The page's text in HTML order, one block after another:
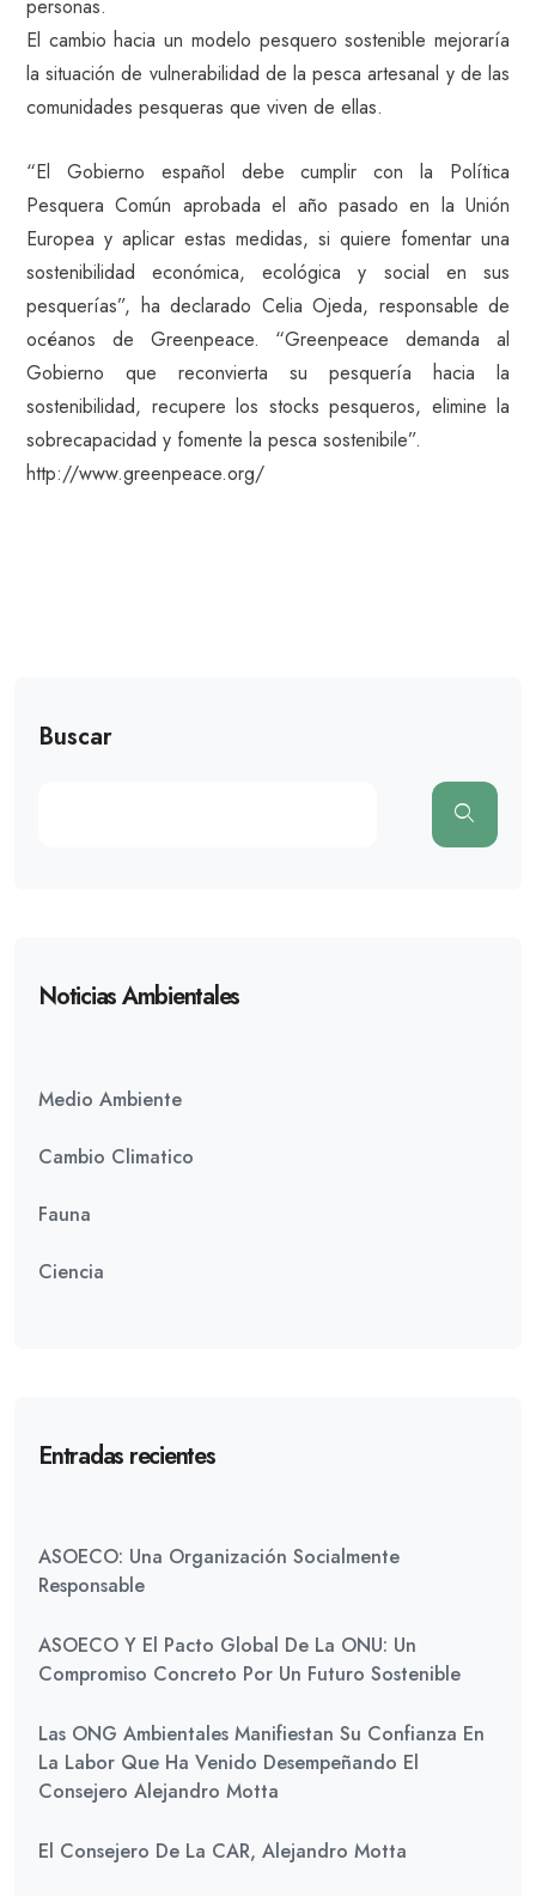
personas.
El cambio hacia un modelo pesquero sostenible mejoraría
la situación de vulnerabilidad de la pesca artesanal y de las
comunidades pesqueras que viven de ellas.
“El Gobierno español debe cumplir con la Política
Pesquera Común aprobada el año pasado en la Unión
Europea y aplicar estas medidas, si quiere fomentar una
sostenibilidad económica, ecológica y social en sus
pesquerías”, ha declarado Celia Ojeda, responsable de
océanos de Greenpeace. “Greenpeace demanda al
Gobierno que reconvierta su pesquería hacia la
sostenibilidad, recupere los stocks pesqueros, elimine la
sobrecapacidad y fomente la pesca sostenibile”.
http://www.greenpeace.org/
Buscar
Noticias Ambientales
Medio Ambiente
Cambio Climatico
Fauna
Ciencia
Entradas recientes
ASOECO: Una Organización Socialmente
Responsable
ASOECO Y El Pacto Global De La ONU: Un
Compromiso Concreto Por Un Futuro Sostenible
Las ONG Ambientales Manifiestan Su Confianza En
La Labor Que Ha Venido Desempeñando El
Consejero Alejandro Motta
El Consejero De La CAR, Alejandro Motta